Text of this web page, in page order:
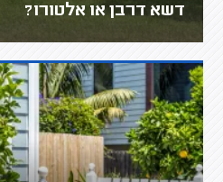
דשא דרבן או אלטורו?